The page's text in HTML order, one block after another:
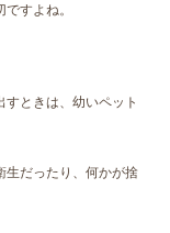
すよね。
ときは、幼いペット
生だったり、何かが捨